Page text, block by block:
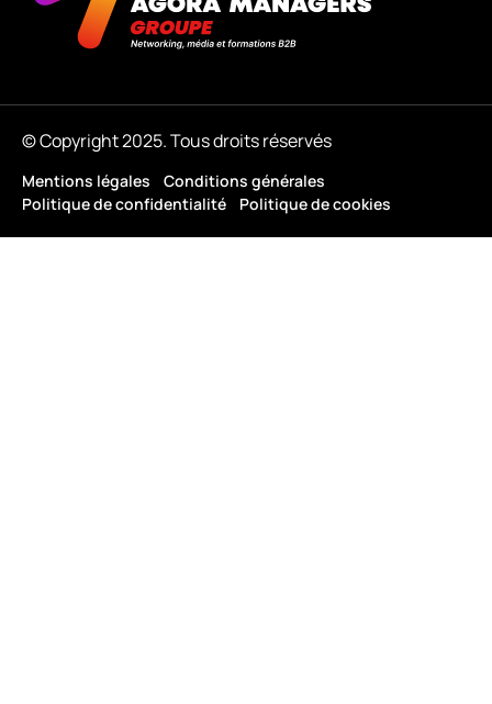
© Copyright 2025. Tous droits réservés
Mentions légales
Conditions générales
Politique de confidentialité
Politique de cookies